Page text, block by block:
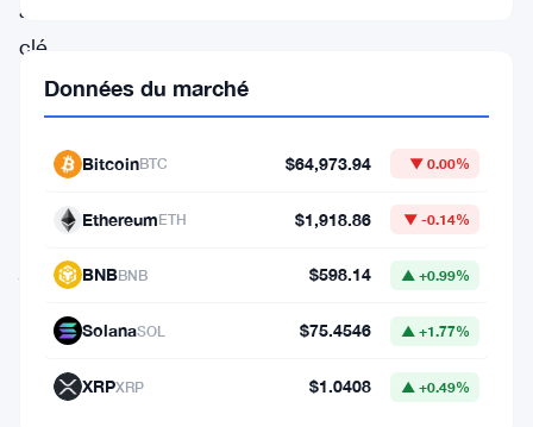
acteur
clé
dans
l’économie
des
jeton
gouvernance,
HYPE,
Données du marché
BitcoinBTC $64,973.94 ▼ 0.00%
EthereumETH $1,918.86 ▼ -0.14%
BNBBNB $598.14 ▲ +0.99%
SolanaSOL $75.4546 ▲ +1.77%
XRPXRP $1.0408 ▲ +0.49%